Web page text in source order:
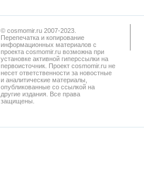
© cosmomir.ru 2007-2023.
Перепечатка и копирование
информационных материалов с
проекта cosmomir.ru возможна при
установке активной гиперссылки на
первоисточник. Проект cosmomir.ru не
несет ответственности за новостные
и аналитические материалы,
опубликованные со ссылкой на
другие издания. Все права
защищены.